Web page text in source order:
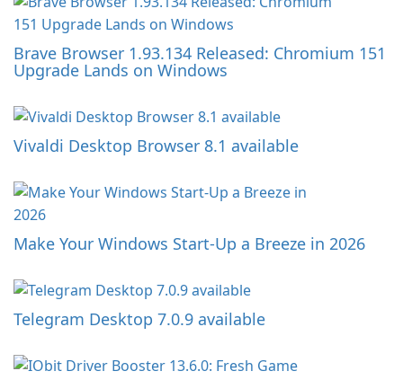
Brave Browser 1.93.134 Released: Chromium 151
Upgrade Lands on Windows
Vivaldi Desktop Browser 8.1 available
Make Your Windows Start-Up a Breeze in 2026
Telegram Desktop 7.0.9 available